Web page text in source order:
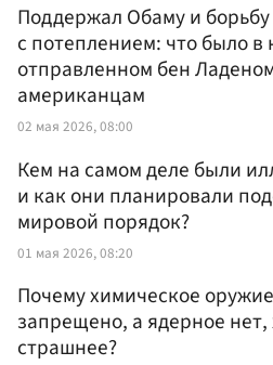
Поддержал Обаму и борьбу
с потеплением: что было в
отправленном бен
американцам
02 мая 2026, 08:00
Кем на самом деле были
и как они планировали
мировой порядок?
01 мая 2026, 08:20
Почему химическое оружие
запрещено, а ядерное нет,
страшнее?